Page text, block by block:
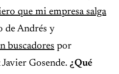
que mi empresa salga
de Andrés y
buscadores por
Gosende. ¿Qué